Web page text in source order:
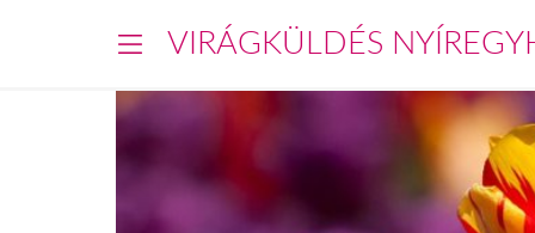
VIRÁGKÜLDÉS